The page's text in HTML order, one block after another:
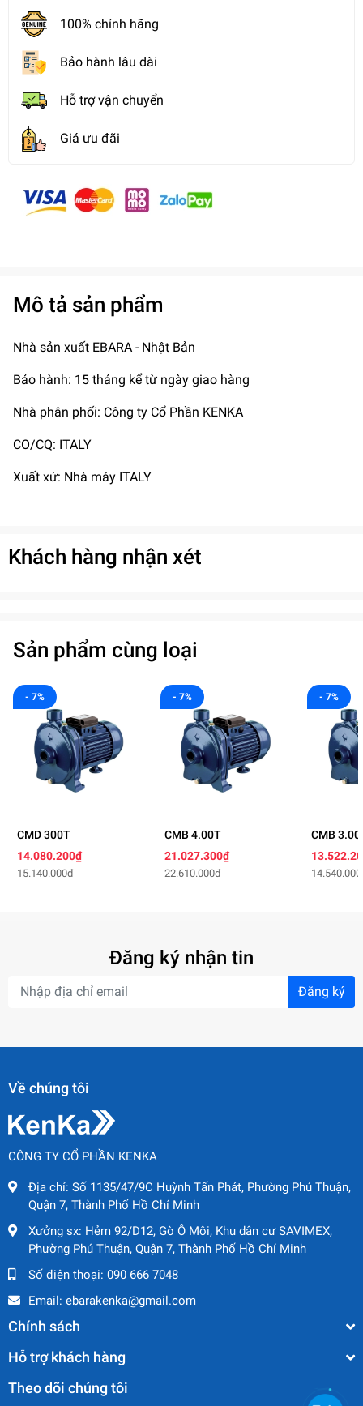
100% chính hãng
Bảo hành lâu dài
Hỗ trợ vận chuyển
Giá ưu đãi
Mô tả sản phẩm
Nhà sản xuất EBARA - Nhật Bản
Bảo hành: 15 tháng kể từ ngày giao hàng
Nhà phân phối: Công ty Cổ Phần KENKA
CO/CQ: ITALY
Xuất xứ: Nhà máy ITALY
Khách hàng nhận xét
Sản phẩm cùng loại
- 7%
CMD 300T
14.080.200₫
15.140.000₫
- 7%
CMB 4.00T
21.027.300₫
22.610.000₫
- 7%
CMB
Đăng ký nhận tin
Đăng ký
Về chúng tôi
CÔNG TY CỔ PHẦN KENKA
Địa chỉ: Số 1135/47/9C Huỳnh Tấn Phát, Phường Phú Thuận,
Quận 7, Thành Phố Hồ Chí Minh
Xưởng sx: Hẻm 92/D12, Gò Ô Môi, Khu dân cư SAVIMEX,
Phường Phú Thuận, Quận 7, Thành Phố Hồ Chí Minh
Số điện thoại: 090 666 7048
Email: ebarakenka@gmail.com
Chính sách
Hỗ trợ khách hàng
Theo dõi chúng tôi